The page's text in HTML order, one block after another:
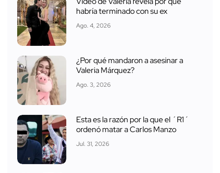
habría terminado con su ex
Ago. 4, 2026
¿Por qué mandaron a asesinar a
Valeria Márquez?
Ago. 3, 2026
Esta es la razón por la que el ´R1´
ordenó matar a Carlos Manzo
Jul. 31, 2026